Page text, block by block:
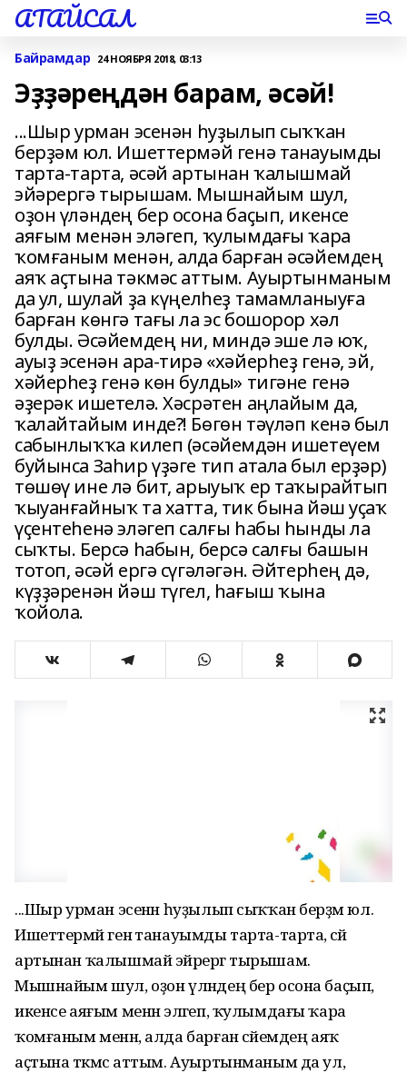
АТАЙСАЛ
Байрамдар 24 НОЯБРЯ 2018, 03:13
Эҙҙәреңдән барам, әсәй!
...Шыр урман эсенән һуҙылып сыҡҡан
берҙәм юл. Ишеттермәй генә танауымды
тарта-тарта, әсәй артынан ҡалышмай
эйәрергә тырышам. Мышнайым шул,
оҙон үләндең бер осона баҫып, икенсе
аяғым менән эләгеп, ҡулымдағы ҡара
ҡомғаным менән, алда барған әсәйемдең
аяҡ аҫтына тәкмәс аттым. Ауыртынманым
да ул, шулай ҙа күңелһеҙ тамамланыуға
барған көнгә тағы ла эс бошорор хәл
булды. Әсәйемдең ни, миндә эше лә юҡ,
ауыҙ эсенән ара-тирә «хәйерһеҙ генә, эй,
хәйерһеҙ генә көн булды» тигәне генә
әҙерәк ишетелә. Хәсрәтен аңлайым да,
ҡалайтайым инде?! Бөгөн тәүләп кенә был
сабынлыҡҡа килеп (әсәйемдән ишетеүем
буйынса Заһир үҙәге тип атала был ерҙәр)
төшөү ине лә бит, арыуыҡ ер таҡырайтып
ҡыуанғайныҡ та хатта, тик бына йәш уҫаҡ
үҫентеһенә эләгеп салғы һабы һынды ла
сыҡты. Берсә һабын, берсә салғы башын
тотоп, әсәй ергә сүгәләгән. Әйтерһең дә,
күҙҙәренән йәш түгел, һағыш ҡына
ҡойола.
...Шыр урман эсенән һуҙылып сыҡҡан берҙәм юл.
Ишеттермәй генә танауымды тарта-тарта, әсәй
артынан ҡалышмай эйәрергә тырышам.
Мышнайым шул, оҙон үләндең бер осона баҫып,
икенсе аяғым менән эләгеп, ҡулымдағы ҡара
ҡомғаным менән, алда барған әсәйемдең аяҡ
аҫтына тәкмәс аттым. Ауыртынманым да ул,